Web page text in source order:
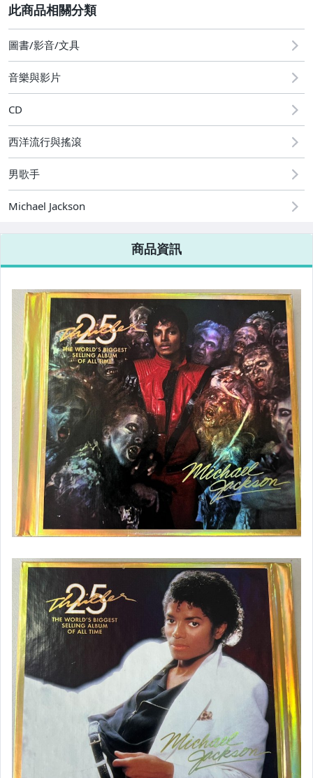
其它
[全店] 粉絲專享
[全店] 週年慶
圖書/影音/文具
音樂與影片
CD
西洋流行與搖滾
男歌手
Michael Jackson
商品資訊